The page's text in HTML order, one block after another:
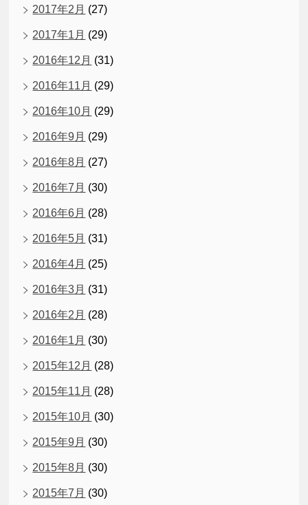
2017年2月 (27)
2017年1月 (29)
2016年12月 (31)
2016年11月 (29)
2016年10月 (29)
2016年9月 (29)
2016年8月 (27)
2016年7月 (30)
2016年6月 (28)
2016年5月 (31)
2016年4月 (25)
2016年3月 (31)
2016年2月 (28)
2016年1月 (30)
2015年12月 (28)
2015年11月 (28)
2015年10月 (30)
2015年9月 (30)
2015年8月 (30)
2015年7月 (30)